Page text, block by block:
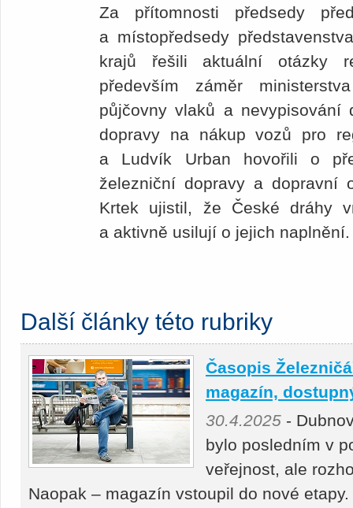
Za přítomnosti předsedy
a místopředsedy
krajů řešili aktuální otázky
především záměr
půjčovny vlaků a nevypisování
dopravy na nákup vozů pro
a Ludvík Urban hovořili o
železniční dopravy a dopravní
Krtek ujistil, že České dráhy
a aktivně usilují o jejich naplnění.
Další články této rubriky
Časopis
magazín,
30.4.2025 -
bylo posledním v
veřejnost, ale
Naopak – magazín vstoupil do nové